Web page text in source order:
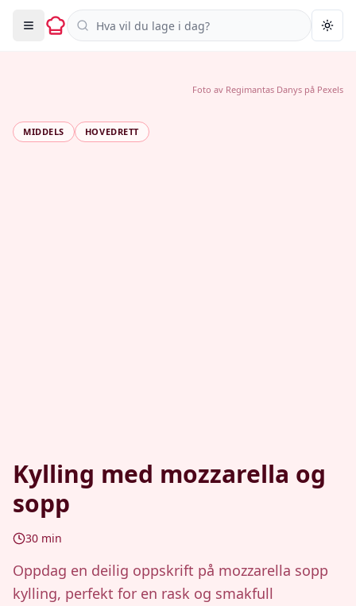
Søk i oppskrifter
MIDDELS HOVEDRETT
Kylling med mozzarella og
sopp
30 min
Oppdag en deilig oppskrift på mozzarella sopp
kylling, perfekt for en rask og smakfull
Foto av Regimantas Danys på Pexels